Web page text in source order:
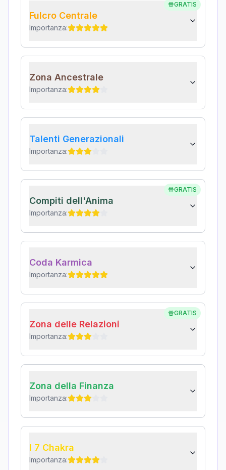
GRATIS
Fulcro Centrale
Importanza:
Zona Ancestrale
Importanza:
Talenti Generazionali
Importanza:
GRATIS
Compiti dell'Anima
Importanza:
Coda Karmica
Importanza:
GRATIS
Zona delle Relazioni
Importanza:
Zona della Finanza
Importanza:
I 7 Chakra
Importanza: